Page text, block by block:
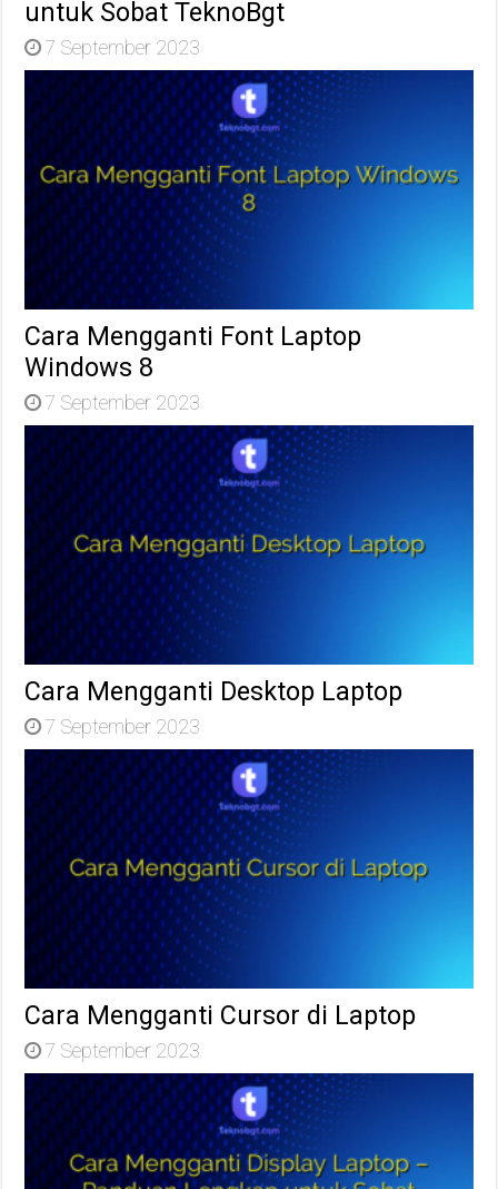
untuk Sobat TeknoBgt
7 September 2023
Cara Mengganti Font Laptop
Windows 8
7 September 2023
Cara Mengganti Desktop Laptop
7 September 2023
Cara Mengganti Cursor di Laptop
7 September 2023